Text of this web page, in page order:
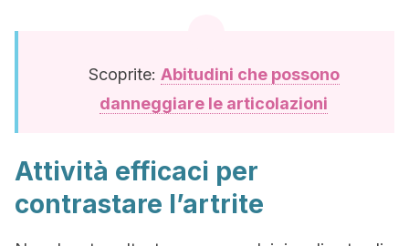
Scoprite: Abitudini che possono
danneggiare le articolazioni
Attività efficaci per
contrastare l’artrite